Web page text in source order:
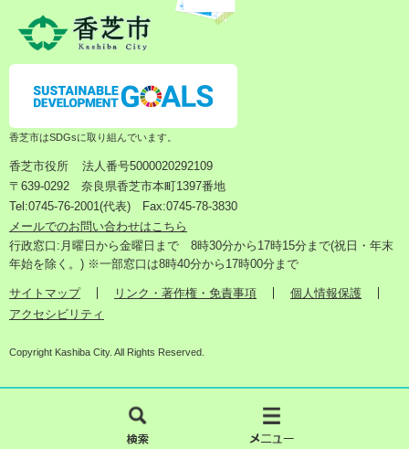
香芝市はSDGsに取り組んでいます。
香芝市役所
法人番号5000020292109
〒639-0292 奈良県香芝市本町1397番地
Tel:0745-76-2001(代表) Fax:0745-78-3830
メールでのお問い合わせはこちら
行政窓口:月曜日から金曜日まで 8時30分から17時15分まで(祝日・年末
年始を除く。) ※一部窓口は8時40分から17時00分まで
サイトマップ リンク・著作権・免責事項
個人情報保護
アクセシビリティ
Copyright Kashiba City. All Rights Reserved.